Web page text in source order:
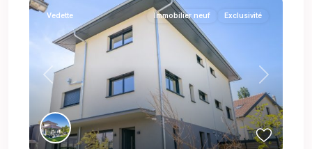
Previous Next
Vedette Immobilier neuf Exclusivité